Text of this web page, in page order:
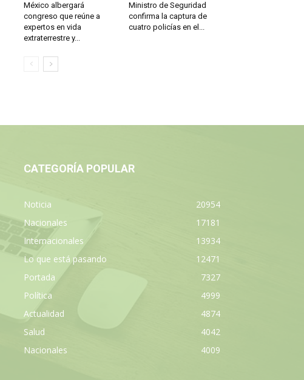
México albergará
congreso que reúne a
expertos en vida
extraterrestre y...
Ministro de Seguridad
confirma la captura de
cuatro policías en el...
CATEGORÍA POPULAR
Noticia
20954
Nacionales
17181
Internacionales
13934
Lo que está pasando
12471
Portada
7327
Política
4999
Actualidad
4874
Salud
4042
Nacionales
4009